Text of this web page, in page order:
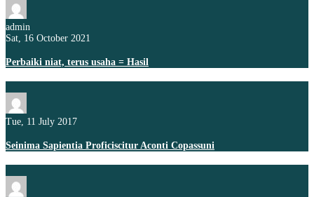
admin
Sat, 16 October 2021
Perbaiki niat, terus usaha = Hasil
Tue, 11 July 2017
Seinima Sapientia Proficiscitur Aconti Copassuni